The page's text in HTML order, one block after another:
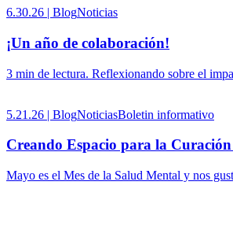
6.30.26 | BlogNoticias
¡Un año de colaboración!
3 min de lectura. Reflexionando sobre el
5.21.26 | BlogNoticiasBoletin informativo
Creando Espacio para la
Mayo es el Mes de la Salud Mental y nos